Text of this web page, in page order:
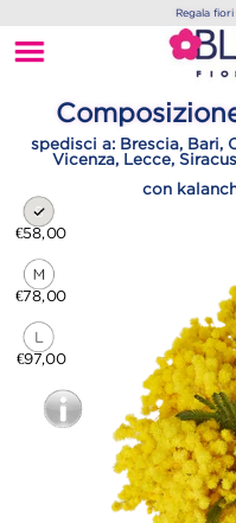
Regala
spedisci a: Brescia, Bari,
Vicenza, Lecce,
con
€58,00
€78,00
€97,00